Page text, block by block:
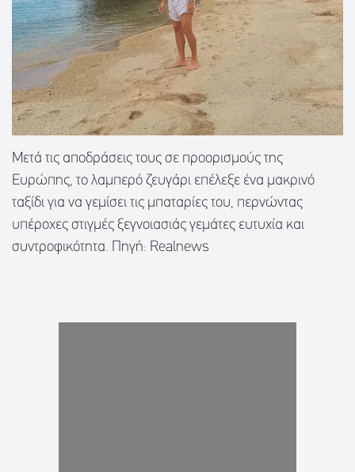
Μετά τις αποδράσεις τους σε προορισμούς της
Ευρώπης, το λαμπερό ζευγάρι επέλεξε ένα μακρινό
ταξίδι για να γεμίσει τις μπαταρίες του, περνώντας
υπέροχες στιγμές ξεγνοιασιάς γεμάτες ευτυχία και
συντροφικότητα. Πηγή: Realnews